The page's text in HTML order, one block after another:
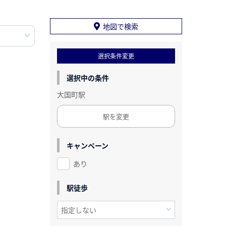
地図で検索
選択条件変更
選択中の条件
大国町駅
駅を変更
キャンペーン
あり
駅徒歩